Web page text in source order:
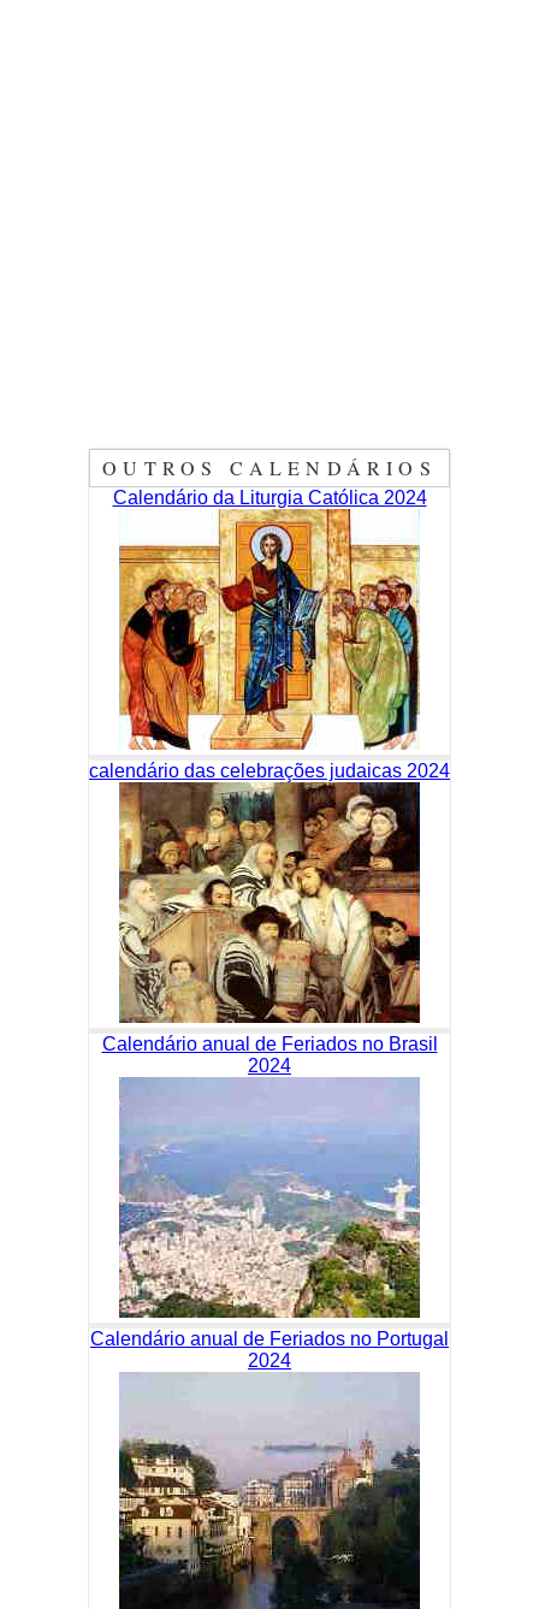
OUTROS CALENDÁRIOS
Calendário da Liturgia Católica 2024
calendário das celebrações judaicas 2024
Calendário anual de Feriados no Brasil
2024
Calendário anual de Feriados no Portugal
2024